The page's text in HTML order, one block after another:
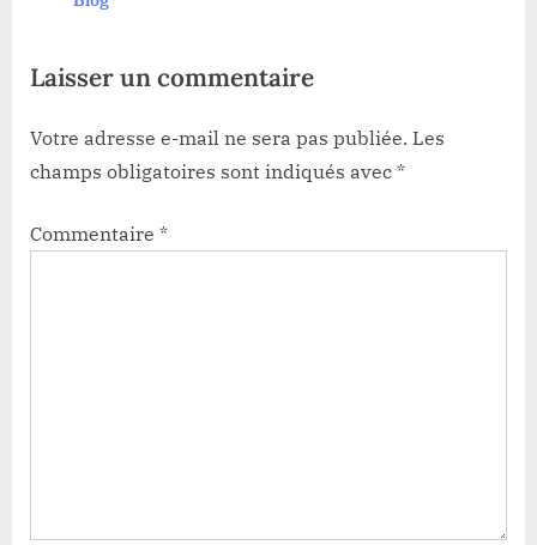
:
Laisser un commentaire
Votre adresse e-mail ne sera pas publiée. Les
champs obligatoires sont indiqués avec *
Commentaire *